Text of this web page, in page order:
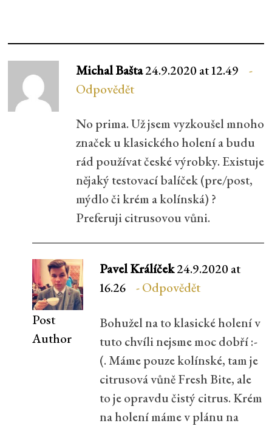
Michal Bašta24.9.2020 at 12.49
Odpovědět
No prima. Už jsem vyzkoušel mnoho
značek u klasického holení a budu
rád používat české výrobky. Existuje
nějaký testovací balíček (pre/post,
mýdlo či krém a kolínská) ?
Preferuji citrusovou vůni.
Post
Author
Pavel Králíček24.9.2020 at
16.26
Odpovědět
Bohužel na to klasické holení v
tuto chvíli nejsme moc dobří :-
(. Máme pouze kolínské, tam je
citrusová vůně Fresh Bite, ale
to je opravdu čistý citrus. Krém
na holení máme v plánu na